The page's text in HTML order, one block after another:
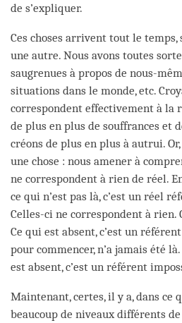
de s’expliquer.
Ces choses arrivent tout le temps,
une autre. Nous avons toutes
saugrenues à propos de nous-
situations dans le monde, etc.
correspondent effectivement à la
de plus en plus de souffrances et
créons de plus en plus à autrui.
une chose : nous amener à
ne correspondent à rien de réel.
ce qui n’est pas là, c’est un réel
Celles-ci ne correspondent à rien.
Ce qui est absent, c’est un
pour commencer, n’a jamais été
est absent, c’est un référent
Maintenant, certes, il y a, dans ce
beaucoup de niveaux différents